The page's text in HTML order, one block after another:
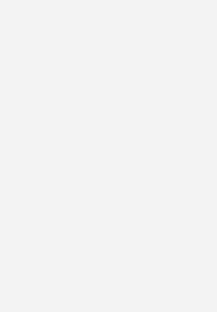
Motiv, das der
Kunde z. B.
möchte?
von den Vorzügen
das Geberit- Portfolio
bei denen
vorgesehen ist.